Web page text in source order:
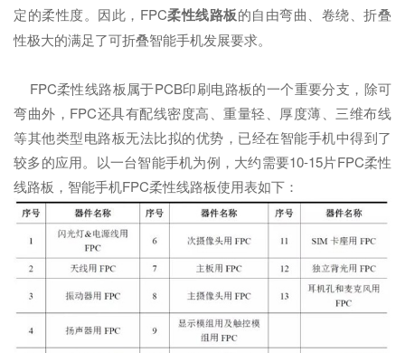
定的柔性度。因此，FPC柔性线路板的自由弯曲、卷绕、折叠
性极大的满足了可折叠智能手机发展要求。
FPC柔性线路板属于PCB印刷电路板的一个重要分支，除可
弯曲外，FPC还具有配线密度高、重量轻、厚度薄、三维布线
等其他类型电路板无法比拟的优势，已经在智能手机中得到了
较多的应用。以一台智能手机为例，大约需要10-15片FPC柔性
线路板，智能手机FPC柔性线路板使用表如下：